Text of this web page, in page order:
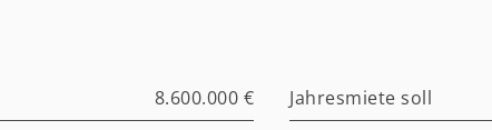
8.600.000 €
Jahresmiete soll